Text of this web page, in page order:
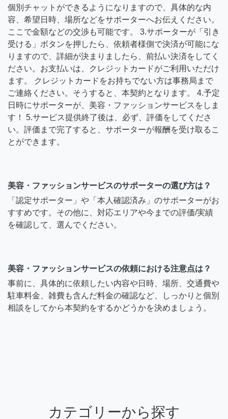
個別チャットができるようになりますので、具体的な内
容、希望日時、場所などをサポーターへお伝えください。
ここで金額などの交渉も可能です。 3.サポーターが「引き
受ける」ボタンを押したら、依頼者様側で決済が可能にな
りますので、詳細が決まりましたら、前払い決済をしてく
ださい。お支払いは、クレジットカードがご利用いただけ
ます。 クレジットカードをお持ちでない方は事務局まで
ご連絡ください。そうすると、本契約となります。 4.予定
日時にサポーターが、美容・ファッションサービスをしま
す！ 5.サービス提供終了後は、必ず、評価をしてくださ
い。評価まで完了すると、サポーターが報酬を受け取るこ
とができます。
美容・ファッションサービスのサポーターの選び方は？
「認定サポーター」や「本人確認済み」のサポーターがお
すすめです。その他に、対応エリアや今までの評価/実績
を確認して、選んでください。
美容・ファッションサービスの依頼における注意点は？
事前に、具体的に依頼したい内容や日時、場所、交通費や
駐車料金、雑費も含んだ料金の確認など、しっかりと個別
相談をしてから本契約をするかどうかを決めましょう。
カテゴリーから探す